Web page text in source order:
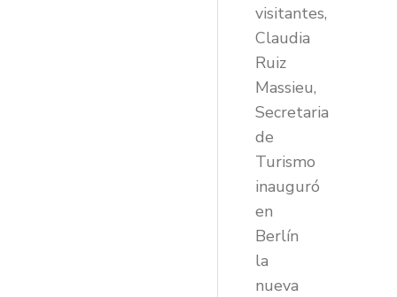
visitantes,
Claudia
Ruiz
Massieu,
Secretaria
de
Turismo
inauguró
en
Berlín
la
nueva